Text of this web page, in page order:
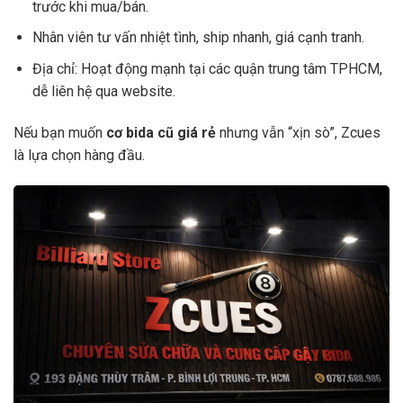
trước khi mua/bán.
Nhân viên tư vấn nhiệt tình, ship nhanh, giá cạnh tranh.
Địa chỉ: Hoạt động mạnh tại các quận trung tâm TPHCM,
dễ liên hệ qua website.
Nếu bạn muốn cơ bida cũ giá rẻ nhưng vẫn “xịn sò”, Zcues
là lựa chọn hàng đầu.